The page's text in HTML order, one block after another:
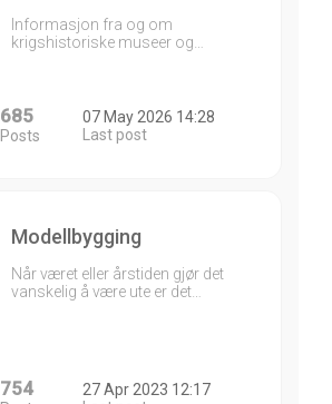
Informasjon fra og om
krigshistoriske museer og…
685
Posts
07 May 2026 14:28
Last post
Modellbygging
Når været eller årstiden gjør det
vanskelig å være ute er det…
754
27 Apr 2023 12:17